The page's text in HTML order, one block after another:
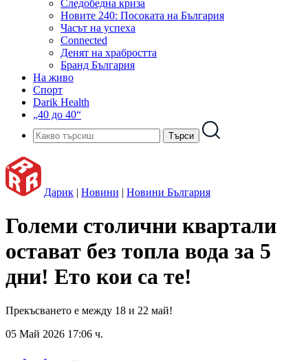
Следобедна криза
Новите 240: Посоката на България
Часът на успеха
Connected
Денят на храбростта
Бранд България
На живо
Спорт
Darik Health
„40 до 40“
Дарик | Новини | Новини България
Големи столични квартали
остават без топла вода за 5
дни! Ето кои са те!
Прекъсването е между 18 и 22 май!
05 Май 2026 17:06 ч.